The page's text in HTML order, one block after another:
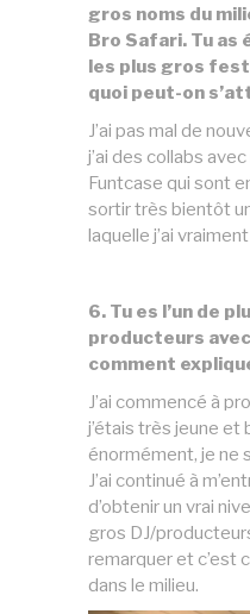
gros noms du
Bro Safari. Tu as
les plus gros
quoi peut-on
J’ai pas mal de
j’ai des collabs
Funtcase qui sont
sortir très bientôt
laquelle j’ai
6. Tu es l’un de
producteurs
comment
J’ai commencé à
j’étais très jeune et
énormément, je ne
J’ai continué à
d’obtenir un vrai
gros DJ/
remarquer et c’est
dans le milieu.